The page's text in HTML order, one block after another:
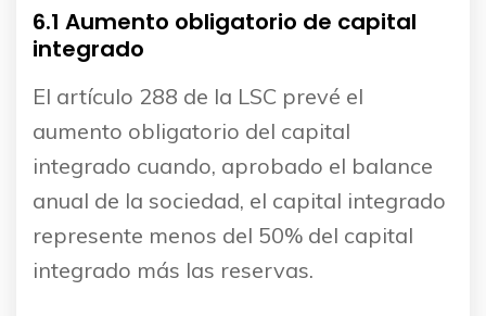
6.1 Aumento obligatorio de capital
integrado
El artículo 288 de la LSC prevé el
aumento obligatorio del capital
integrado cuando, aprobado el balance
anual de la sociedad, el capital integrado
represente menos del 50% del capital
integrado más las reservas.